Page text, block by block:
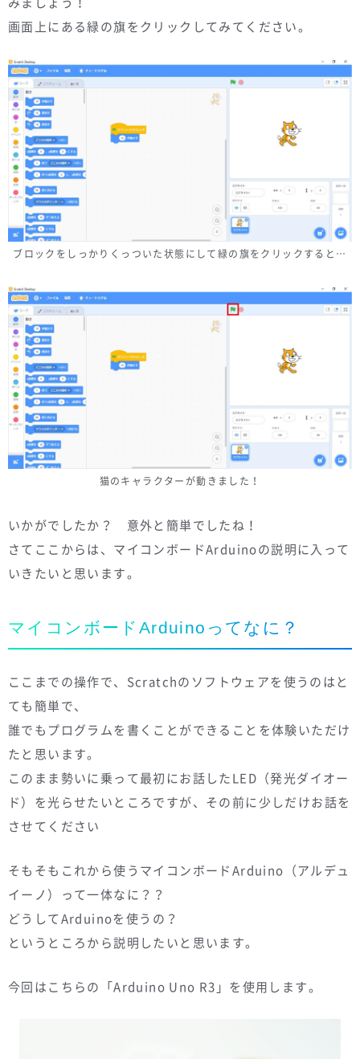
画面上にある緑の旗をクリックしてみてください。
ブロックをしっかりくっついた状態にして緑の旗をクリックすると…
猫のキャラクターが動きました！
いかがでしたか？ 意外と簡単でしたね！
さてここからは、マイコンボードArduinoの説明に入って
いきたいと思います。
マイコンボードArduinoってなに？
ここまでの操作で、Scratchのソフトウェアを使うのはと
ても簡単で、
誰でもプログラムを書くことができることを体験いただけ
たと思います。
このまま勢いに乗って最初にお話したLED（発光ダイオー
ド）を光らせたいところですが、その前に少しだけお話を
させてください
そもそもこれから使うマイコンボードArduino（アルデュ
イーノ）って一体なに？？
どうしてArduinoを使うの？
というところから説明したいと思います。
今回はこちらの「Arduino Uno R3」を使用します。